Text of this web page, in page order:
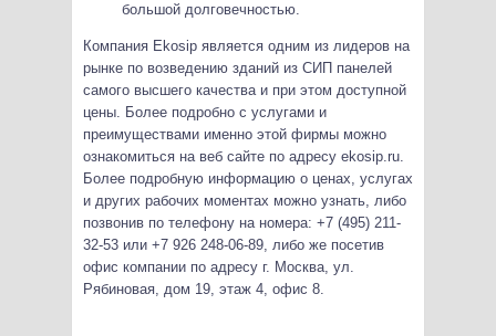
большой долговечностью.
Компания Еkosip является одним из лидеров на
рынке по возведению зданий из СИП панелей
самого высшего качества и при этом доступной
цены. Более подробно с услугами и
преимуществами именно этой фирмы можно
ознакомиться на веб сайте по адресу ekosip.ru.
Более подробную информацию о ценах, услугах
и других рабочих моментах можно узнать, либо
позвонив по телефону на номера: +7 (495) 211-
32-53 или +7 926 248-06-89, либо же посетив
офис компании по адресу г. Москва, ул.
Рябиновая, дом 19, этаж 4, офис 8.